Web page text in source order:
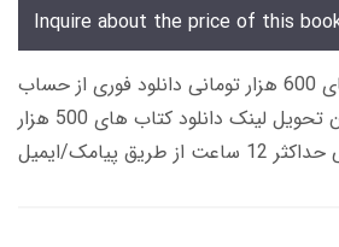
Inquire about the price of this
زمان تحویل کتاب های 600 هزار تومانی دانلود فوری از حساب
کاربری می باشد، و زمان تحویل لینک دانلود کتاب های 500 هزار
از طریق پیامک/ایمیل